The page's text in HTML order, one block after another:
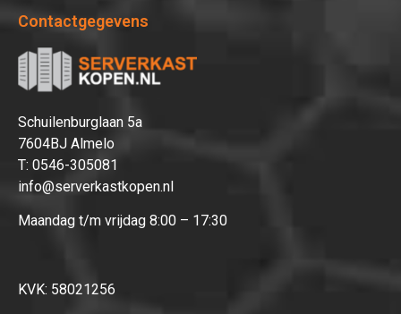
Contactgegevens
Schuilenburglaan 5a
7604BJ Almelo
T: 0546-305081
info@serverkastkopen.nl
Maandag t/m vrijdag 8:00 – 17:30
KVK: 58021256
Afrekenen